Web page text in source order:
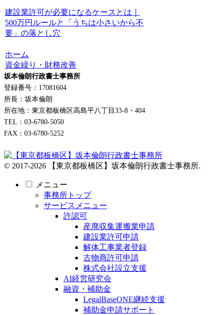
建設業許可が必要になるケースとは｜
500万円ルールと「うちは小さいから不
要」の落とし穴
ホーム
資金繰り・財務改善
坂本倫朗行政書士事務所
登録番号：17081604
所長：坂本倫朗
所在地：東京都板橋区高島平八丁目33-8・404
TEL：03-6780-5050
FAX：03-6780-5252
© 2017-2026 【東京都板橋区】坂本倫朗行政書士事務所.
メニュー
事務所トップ
サービスメニュー
許認可
産廃収集運搬業申請
建設業許可申請
解体工事業者登録
古物商許可申請
株式会社設立支援
AI経営研究会
融資・補助金
LegalBaseONE継続支援
補助金申請サポート